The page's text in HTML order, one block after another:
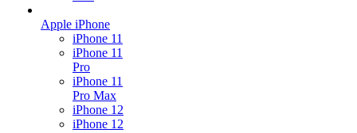
Apple iPhone
iPhone 11
iPhone 11
Pro
iPhone 11
Pro Max
iPhone 12
iPhone 12